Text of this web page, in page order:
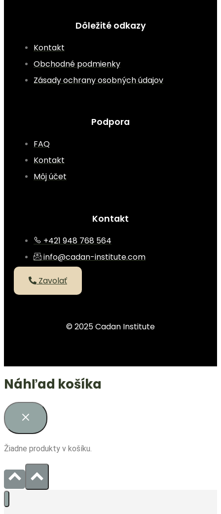
Dôležité odkazy
Kontakt
Obchodné podmienky
Zásady ochrany osobných údajov
Podpora
FAQ
Kontakt
Môj účet
Kontakt
+421 948 768 564
info@cadan-institute.com
Zavolať
© 2025 Cadan Institute
Náhľad košíka
Žiadne produkty v košíku.